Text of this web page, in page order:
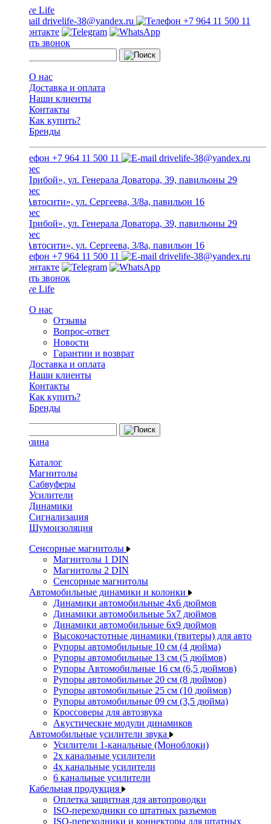
drivelife-38@yandex.ru +7 964 11 500 11
Заказать звонок
О нас
Доставка и оплата
Наши клиенты
Контакты
Как купить?
Бренды
+7 964 11 500 11 drivelife-38@yandex.ru
ТЦ «Прибой», ул. Генерала Доватора, 39, павильоны 29
ТЦ «Автосити», ул. Сергеева, 3/8а, павильон 16
ТЦ «Прибой», ул. Генерала Доватора, 39, павильоны 29
ТЦ «Автосити», ул. Сергеева, 3/8а, павильон 16
+7 964 11 500 11
drivelife-38@yandex.ru
Заказать звонок
О нас
Отзывы
Вопрос-ответ
Новости
Гарантии и возврат
Доставка и оплата
Наши клиенты
Контакты
Как купить?
Бренды
Каталог
Магнитолы
Сабвуферы
Усилители
Динамики
Сигнализация
Шумоизоляция
Сенсорные магнитолы
Магнитолы 1 DIN
Магнитолы 2 DIN
Сенсорные магнитолы
Автомобильные динамики и колонки
Динамики автомобильные 4x6 дюймов
Динамики автомобильные 5x7 дюймов
Динамики автомобильные 6x9 дюймов
Высокочастотные динамики (твитеры) для авто
Рупоры автомобильные 10 см (4 дюйма)
Рупоры автомобильные 13 см (5 дюймов)
Рупоры Автомобильные 16 см (6,5 дюймов)
Рупоры автомобильные 20 см (8 дюймов)
Рупоры автомобильные 25 см (10 дюймов)
Рупоры автомобильные 09 см (3,5 дюйма)
Кроссоверы для автозвука
Акустические модули динамиков
Автомобильные усилители звука
Усилители 1-канальные (Моноблоки)
2х канальные усилители
4х канальные усилители
6 канальные усилители
Кабельная продукция
Оплетка защитная для автопроводки
ISO-переходники со штатных разъемов
ISO-переходники и коннекторы для штатных